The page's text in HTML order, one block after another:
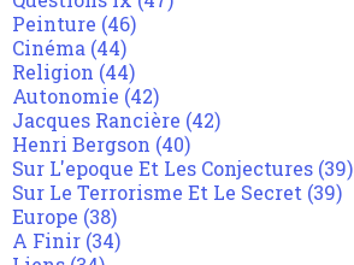
Peinture (46)
Cinéma (44)
Religion (44)
Autonomie (42)
Jacques Rancière (42)
Henri Bergson (40)
Sur L'epoque Et Les Conjectures (39)
Sur Le Terrorisme Et Le Secret (39)
Europe (38)
A Finir (34)